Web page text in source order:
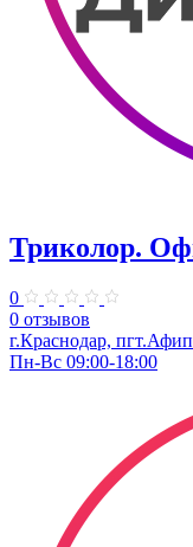
Триколор.
0
0 отзывов
г.Краснодар,
Пн-Вс 09:00-18:00